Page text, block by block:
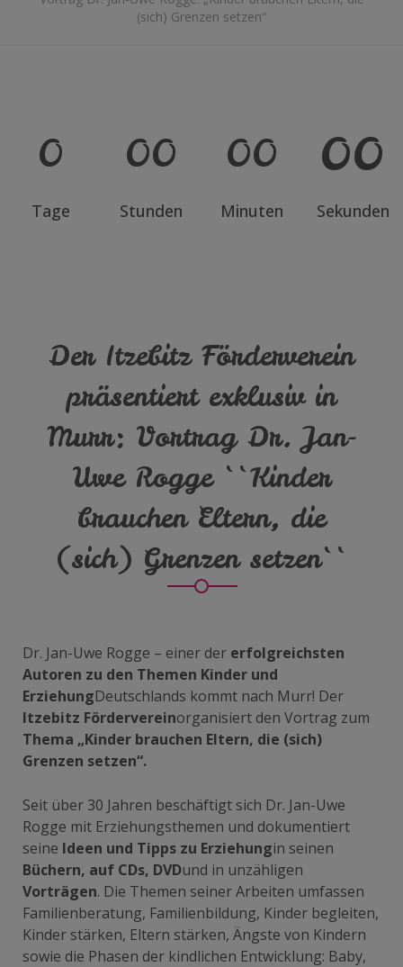
(sich) Grenzen setzen“
0
Tage
00
Stunden
00
Minuten
00
Sekunden
Der Itzebitz Förderverein
präsentiert exklusiv in
Murr: Vortrag Dr. Jan-
Uwe Rogge ``Kinder
brauchen Eltern, die
(sich) Grenzen setzen``
Dr. Jan-Uwe Rogge – einer der erfolgreichsten
Autoren zu den Themen Kinder und
ErziehungDeutschlands kommt nach Murr! Der
Itzebitz Fördervereinorganisiert den Vortrag zum
Thema „Kinder brauchen Eltern, die (sich)
Grenzen setzen“.
Seit über 30 Jahren beschäftigt sich Dr. Jan-Uwe
Rogge mit Erziehungsthemen und dokumentiert
seine Ideen und Tipps zu Erziehungin seinen
Büchern, auf CDs, DVDund in unzähligen
Vorträgen. Die Themen seiner Arbeiten umfassen
Familienberatung, Familienbildung, Kinder begleiten,
Kinder stärken, Eltern stärken, Ängste von Kindern
sowie die Phasen der kindlichen Entwicklung: Baby,